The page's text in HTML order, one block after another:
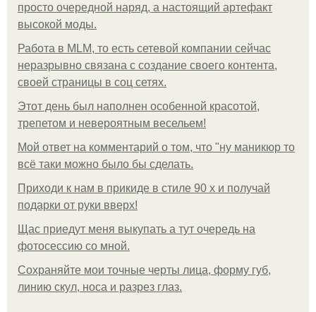
просто очередной наряд, а настоящий артефакт
высокой моды.
Работа в MLM, то есть сетевой компании сейчас
неразрывно связана с создание своего контента,
своей страницы в соц сетях.
Этот день был наполнен особенной красотой,
трепетом и невероятным весельем!
Мой ответ на комментарий о том, что "ну маникюр то
всё таки можно было бы сделать.
Приходи к нам в прикиде в стиле 90 х и получай
подарки от руки вверх!
Щас приедут меня выкупать а тут очередь на
фотосессию со мной.
Сохраняйте мои точные черты лица, форму губ,
линию скул, носа и разрез глаз.